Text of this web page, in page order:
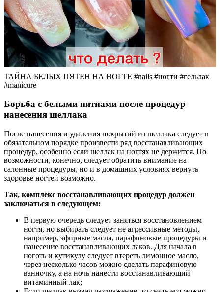
ТАЙНА БЕЛЫХ ПЯТЕН НА НОГТЕ #nails #ногти #гельлак
#manicure
Борьба с белыми пятнами после процедур
нанесения шеллака
После нанесения и удаления покрытий из шеллака следует в
обязательном порядке произвести ряд восстанавливающих
процедур, особенно если шеллак на ногтях не держится. По
возможности, конечно, следует обратить внимание на
салонные процедуры, но и в домашних условиях вернуть
здоровье ногтей возможно.
Так, комплекс восстанавливающих процедур должен
заключаться в следующем:
В первую очередь следует заняться восстановлением
ногтя, но выбирать следует не агрессивные методы,
например, эфирные масла, парафиновые процедуры и
нанесение восстанавливающих лаков. Для начала в
ноготь и кутикулу следует втереть лимонное масло,
через несколько часов можно сделать парафиновую
ванночку, а на ночь нанести восстанавливающий
витаминный лак;